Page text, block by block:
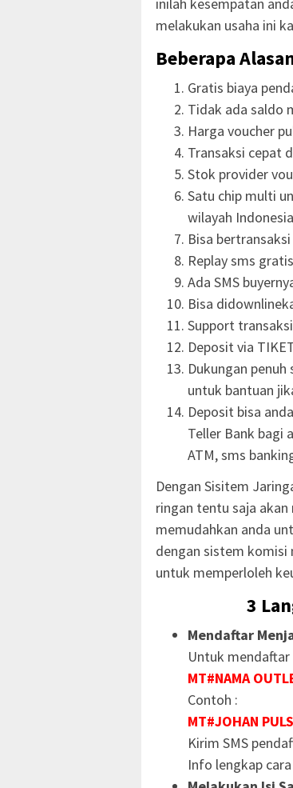
melakukan usaha ini
Beberapa
Gratis biaya
Tidak ada saldo
Harga voucher
Transaksi cepat
Stok provider
Satu chip multi
wilayah
Bisa
Replay sms
Ada SMS
Bisa
Support
Deposit via
Dukungan
untuk bantuan
Deposit bisa
Teller Bank bagi
ATM, sms
Dengan Sisitem
ringan tentu saja
memudahkan anda
dengan sistem komisi
untuk memperloleh
3
Mendaftar
Untuk mendaftar
MT#NAMA
Contoh :
MT#JOHAN
Kirim SMS
Info lengkap